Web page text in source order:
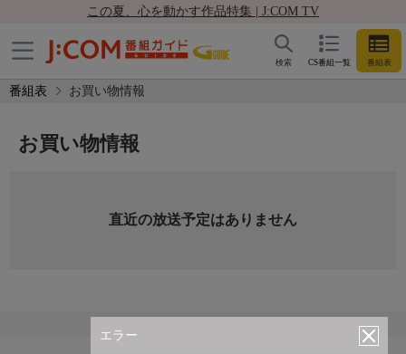
この夏、心を動かす作品特集 | J:COM TV
CS番組一覧 番組表
検索
番組表 お買い物情報
エラー
お買い物情報
直近の放送予定はありません